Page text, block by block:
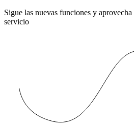
Sigue las nuevas funciones y aprovecha
servicio